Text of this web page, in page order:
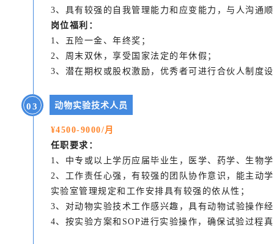
3、具有较强的自我管理能力和应变能力，与人沟通
岗位福利：
1、五险一金、年终奖；
2、周末双休，享受国家法定的年休假；
3、潜在期权或股权激励，优秀者可进行合伙人制度
03 动物实验技术人员
¥4500-9000/月
任职要求：
1、中专或以上学历应届毕业生，医学、药学、生物
2、工作责任心强，有较强的团队协作意识，能主动
实验室管理规定和工作安排具有较强的依从性；
3、对动物实验技术工作感兴趣，具有动物试验操作
4、按实验方案和SOP进行实验操作，确保试验过程